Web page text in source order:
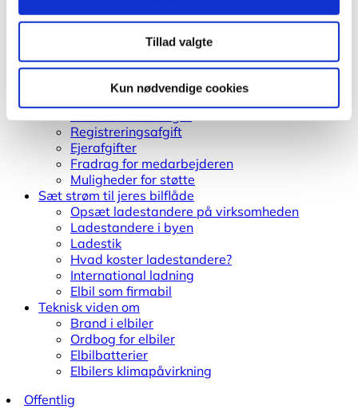
Tillad valgte
Kun nødvendige cookies
Overvejer I elbiler i bilflåden?
Inspiration når I skifter til el
Det gør andre virksomheder
Guides til virksomheder
Cases fra virksomheder
Registreringsafgift
Ejerafgifter
Fradrag for medarbejderen
Muligheder for støtte
Sæt strøm til jeres bilflåde
Opsæt ladestandere på virksomheden
Ladestandere i byen
Ladestik
Hvad koster ladestandere?
International ladning
Elbil som firmabil
Teknisk viden om
Brand i elbiler
Ordbog for elbiler
Elbilbatterier
Elbilers klimapåvirkning
Offentlig